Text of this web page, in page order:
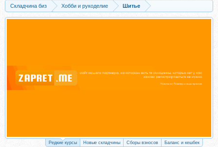
Складчина биз Хобби и рукоделие
Шитье
Скачать Детское одеяло «Веселые домики» (Анна Шеин)
Редкие курсы Новые складчины Сборы взносов Баланс и кешбек